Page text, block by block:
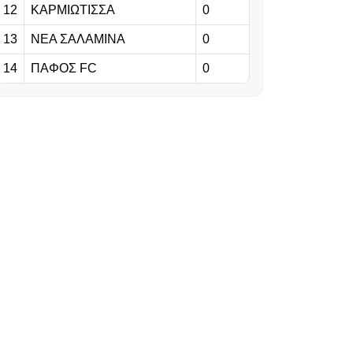
06.08.2026 | 19:29
Γκαρσία: «Θέλω
να είμαι killer στο
γήπεδο» (vid)
12 ΚΑΡΜΙΩΤΙΣΣΑ 0
13 ΝΕΑ ΣΑΛΑΜΙΝΑ 0
14 ΠΑΦΟΣ FC 0